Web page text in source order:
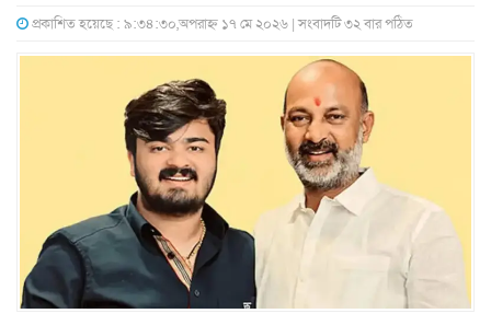
প্রকাশিত হয়েছে : ৯:৩৪:৩০,অপরাহ্ন ১৭ মে ২০২৬ | সংবাদটি ৩২ বার পঠিত